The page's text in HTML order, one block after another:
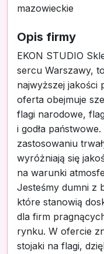
mazowieckie
Opis firmy
EKON STUDIO
sercu Warszawy,
najwyższej jakości
oferta obejmuje
flagi narodowe,
i godła
zastosowaniu
wyróżniają się
na warunki
Jesteśmy dumni z
które stanowią
dla firm
rynku. W ofercie
stojaki na flagi,